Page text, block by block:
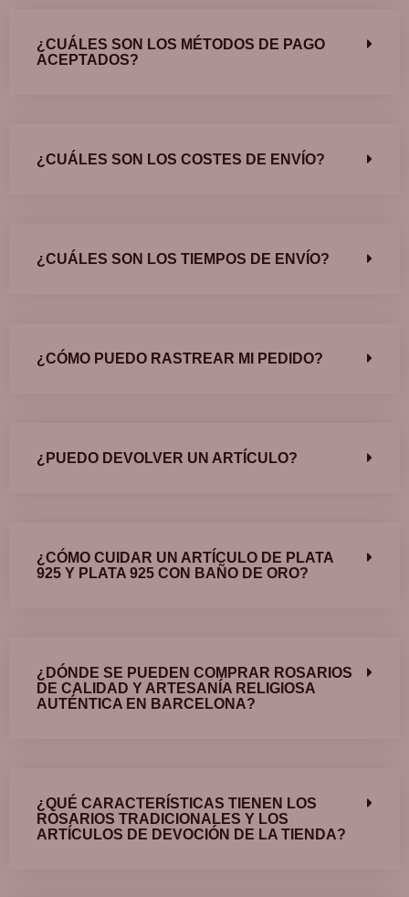
¿CUÁLES SON LOS MÉTODOS DE PAGO
ACEPTADOS?
¿CUÁLES SON LOS COSTES DE ENVÍO?
¿CUÁLES SON LOS TIEMPOS DE ENVÍO?
¿CÓMO PUEDO RASTREAR MI PEDIDO?
¿PUEDO DEVOLVER UN ARTÍCULO?
¿CÓMO CUIDAR UN ARTÍCULO DE PLATA
925 Y PLATA 925 CON BAÑO DE ORO?
¿DÓNDE SE PUEDEN COMPRAR ROSARIOS
DE CALIDAD Y ARTESANÍA RELIGIOSA
AUTÉNTICA EN BARCELONA?
¿QUÉ CARACTERÍSTICAS TIENEN LOS
ROSARIOS TRADICIONALES Y LOS
ARTÍCULOS DE DEVOCIÓN DE LA TIENDA?